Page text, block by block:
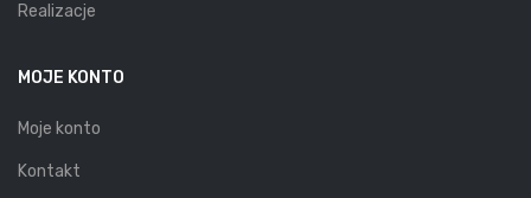
Realizacje
MOJE KONTO
Moje konto
Kontakt